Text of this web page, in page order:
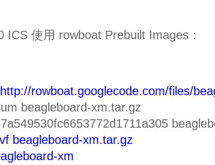
ICS 使用 rowboat Prebuilt Images：
rowboat.googlecode.com/files/
beagleboard-xm.tar.gz
beagleboard-xm.tar.gz
xm